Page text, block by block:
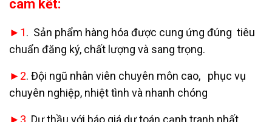
cam kết:
►1. Sản phẩm hàng hóa được cung ứng đúng tiêu
chuẩn đăng ký, chất lượng và sang trọng.
►2. Đội ngũ nhân viên chuyên môn cao, phục vụ
chuyên nghiệp, nhiệt tình và nhanh chóng
►3. Dự thầu với báo giá dự toán cạnh tranh nhất